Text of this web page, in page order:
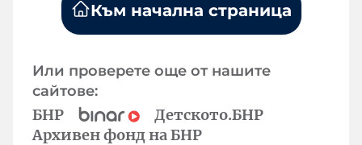
Към начална страница
Или проверете още от нашите
сайтове:
БНР
Детското.БНР
Архивен фонд на БНР